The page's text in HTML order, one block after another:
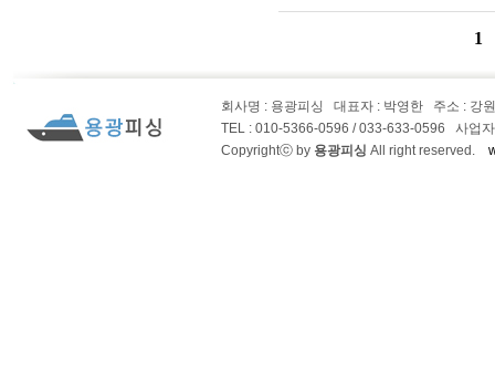
1
회사명 : 용광피싱 대표자 : 박영한 주소 : 강
TEL : 010-5366-0596 / 033-633-0596 사업
Copyrightⓒ by 용광피싱 All right reserved.